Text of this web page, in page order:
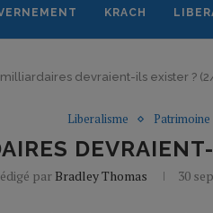
KRACH
milliardaires devraient-ils exister ?
Liberalisme Patrimoine
par Bradley Thomas 30